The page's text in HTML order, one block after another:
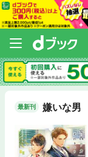
最新刊 嫌いな男